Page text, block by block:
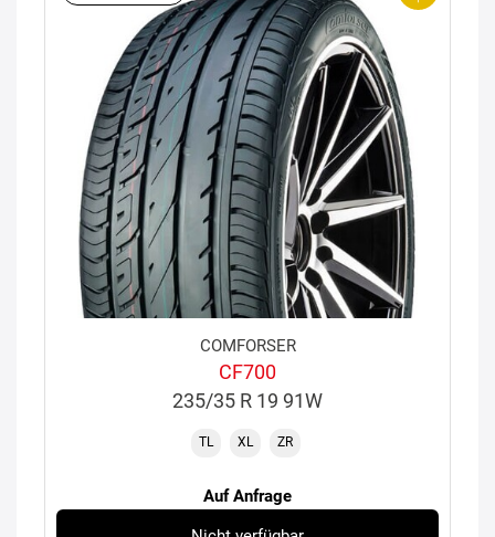
COMFORSER
CF700
235/35 R 19 91W
TL XL ZR
Auf Anfrage